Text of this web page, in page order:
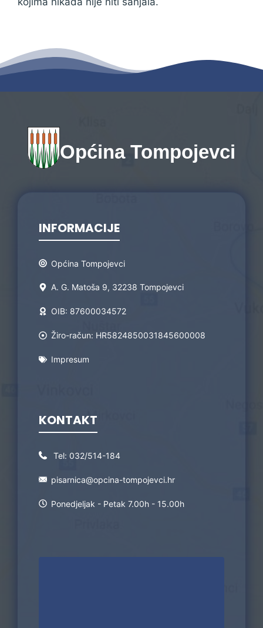
Općina Tompojevci
INFORMACIJE
Općina Tompojevci
A. G. Matoša 9, 32238 Tompojevci
OIB: 87600034572
Žiro-račun: HR5824850031845600008
Impresum
KONTAKT
Tel: 032/514-184
pisarnica@opcina-tompojevci.hr
Ponedjeljak - Petak 7.00h - 15.00h